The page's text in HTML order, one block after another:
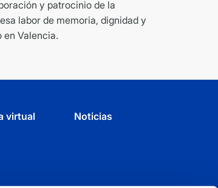
y patrocinio de la
labor de memoria, dignidad y
en Valencia.
virtual Noticias